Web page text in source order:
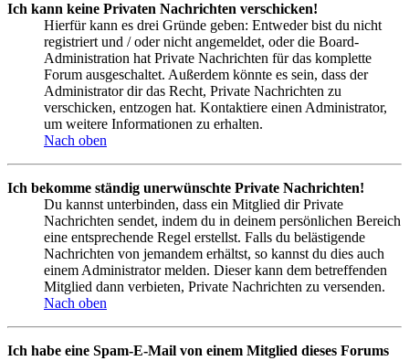
Ich kann keine Privaten Nachrichten verschicken!
Hierfür kann es drei Gründe geben: Entweder bist du nicht
registriert und / oder nicht angemeldet, oder die Board-
Administration hat Private Nachrichten für das komplette
Forum ausgeschaltet. Außerdem könnte es sein, dass der
Administrator dir das Recht, Private Nachrichten zu
verschicken, entzogen hat. Kontaktiere einen Administrator,
um weitere Informationen zu erhalten.
Nach oben
Ich bekomme ständig unerwünschte Private Nachrichten!
Du kannst unterbinden, dass ein Mitglied dir Private
Nachrichten sendet, indem du in deinem persönlichen Bereich
eine entsprechende Regel erstellst. Falls du belästigende
Nachrichten von jemandem erhältst, so kannst du dies auch
einem Administrator melden. Dieser kann dem betreffenden
Mitglied dann verbieten, Private Nachrichten zu versenden.
Nach oben
Ich habe eine Spam-E-Mail von einem Mitglied dieses Forums